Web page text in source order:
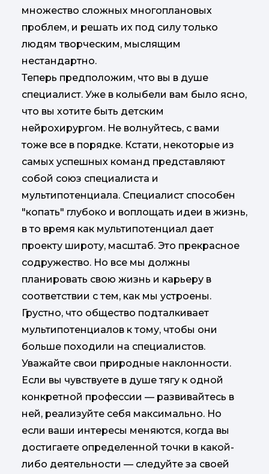
множество сложных многоплановых
проблем, и решать их под силу только
людям творческим, мыслящим
нестандартно.
Теперь предположим, что вы в душе
специалист. Уже в колыбели вам было ясно,
что вы хотите быть детским
нейрохирургом. Не волнуйтесь, с вами
тоже все в порядке. Кстати, некоторые из
самых успешных команд представляют
собой союз специалиста и
мультипотенциала. Специалист способен
"копать" глубоко и воплощать идеи в жизнь,
в то время как мультипотенциал дает
проекту широту, масштаб. Это прекрасное
содружество. Но все мы должны
планировать свою жизнь и карьеру в
соответствии с тем, как мы устроены.
Грустно, что общество подталкивает
мультипотенциалов к тому, чтобы они
больше походили на специалистов.
Уважайте свои природные наклонности.
Если вы чувствуете в душе тягу к одной
конкретной профессии — развивайтесь в
ней, реализуйте себя максимально. Но
если ваши интересы меняются, когда вы
достигаете определенной точки в какой-
либо деятельности — следуйте за своей